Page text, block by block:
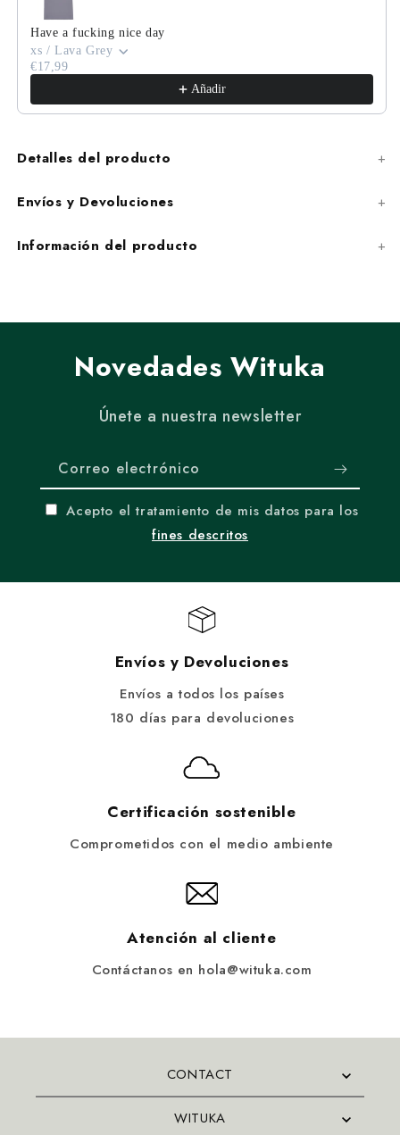
Have a fucking nice day
xs / Lava Grey
€17,99
Añadir
Detalles del producto
Envíos y Devoluciones
Información del producto
Novedades Wituka
Únete a nuestra newsletter
Correo electrónico
Acepto el tratamiento de mis datos para los
fines descritos
Envíos y Devoluciones
Envíos a todos los países
180 días para devoluciones
Certificación sostenible
Comprometidos con el medio ambiente
Atención al cliente
Contáctanos en hola@wituka.com
CONTACT
WITUKA